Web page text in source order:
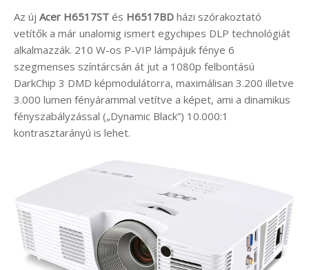
Az új Acer H6517ST és H6517BD házi szórakoztató
vetítők a már unalomig ismert egychipes DLP technológiát
alkalmazzák. 210 W-os P-VIP lámpájuk fénye 6
szegmenses színtárcsán át jut a 1080p felbontású
DarkChip 3 DMD képmodulátorra, maximálisan 3.200 illetve
3.000 lumen fényárammal vetítve a képet, ami a dinamikus
fényszabályzással („Dynamic Black”) 10.000:1
kontrasztarányú is lehet.